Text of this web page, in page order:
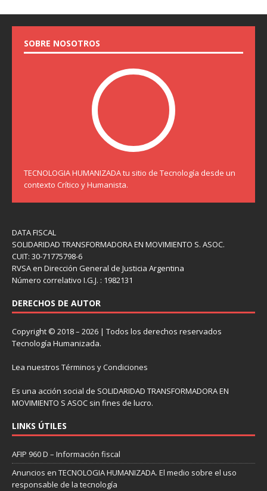
SOBRE NOSOTROS
TECNOLOGIA HUMANIZADA tu sitio de Tecnología desde un
contexto Crítico y Humanista.
DATA FISCAL
SOLIDARIDAD TRANSFORMADORA EN MOVIMIENTO S. ASOC.
CUIT: 30-71775798-6
RVSA en Dirección General de Justicia Argentina
Número correlativo I.G.J. : 1982131
DERECHOS DE AUTOR
Copyright © 2018 – 2026 | Todos los derechos reservados
Tecnología Humanizada.
Lea nuestros Términos y Condiciones
Es una acción social de SOLIDARIDAD TRANSFORMADORA EN
MOVIMIENTO S ASOC sin fines de lucro.
LINKS ÚTILES
AFIP 960 D – Información fiscal
Anuncios en TECNOLOGIA HUMANIZADA. El medio sobre el uso
responsable de la tecnología